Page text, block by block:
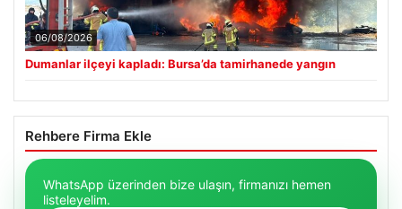
06/08/2026
Dumanlar ilçeyi kapladı: Bursa’da tamirhanede yangın
Rehbere Firma Ekle
WhatsApp üzerinden bize ulaşın, firmanızı hemen
listeleyelim.